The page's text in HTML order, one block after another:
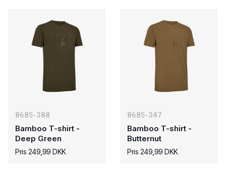
8685-388
Bamboo T-shirt -
Deep Green
Pris 249,99 DKK
8685-347
Bamboo T-shirt -
Butternut
Pris 249,99 DKK